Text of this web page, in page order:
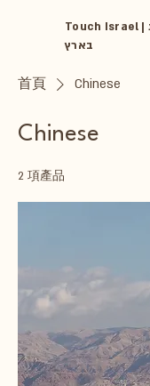
Touch Israel | לגעת
בארץ
首頁 Chinese
Chinese
2 項產品